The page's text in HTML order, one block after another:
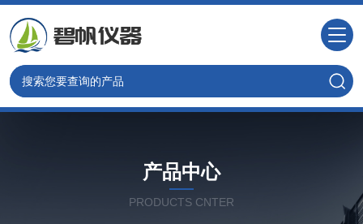
产品中心
PRODUCTS CNTER